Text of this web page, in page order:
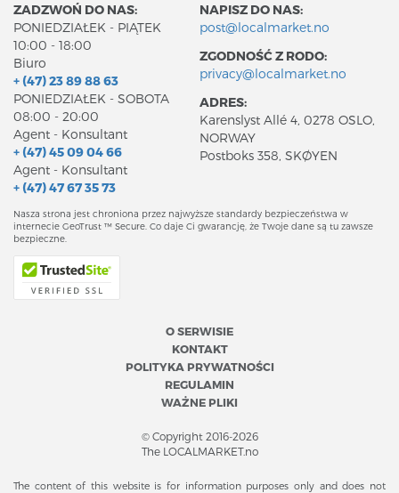
ZADZWOŃ DO NAS:
PONIEDZIAŁEK - PIĄTEK
10:00 - 18:00
Biuro
+ (47) 23 89 88 63
PONIEDZIAŁEK - SOBOTA
08:00 - 20:00
Agent - Konsultant
+ (47) 45 09 04 66
Agent - Konsultant
+ (47) 47 67 35 73
NAPISZ DO NAS:
post@localmarket.no
ZGODNOŚĆ Z RODO:
privacy@localmarket.no
ADRES:
Karenslyst Allé 4, 0278 OSLO,
NORWAY
Postboks 358, SKØYEN
Nasza strona jest chroniona przez najwyższe standardy bezpieczeństwa w
internecie GeoTrust ™ Secure. Co daje Ci gwarancję, że Twoje dane są tu zawsze
bezpieczne.
O SERWISIE
KONTAKT
POLITYKA PRYWATNOŚCI
REGULAMIN
WAŻNE PLIKI
© Copyright 2016-2026
The LOCALMARKET.no
The content of this website is for information purposes only and does not